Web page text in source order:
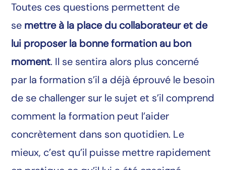
Toutes ces questions permettent de
se mettre à la place du collaborateur et de
lui proposer la bonne formation au bon
moment. Il se sentira alors plus concerné
par la formation s’il a déjà éprouvé le besoin
de se challenger sur le sujet et s’il comprend
comment la formation peut l’aider
concrètement dans son quotidien. Le
mieux, c’est qu’il puisse mettre rapidement